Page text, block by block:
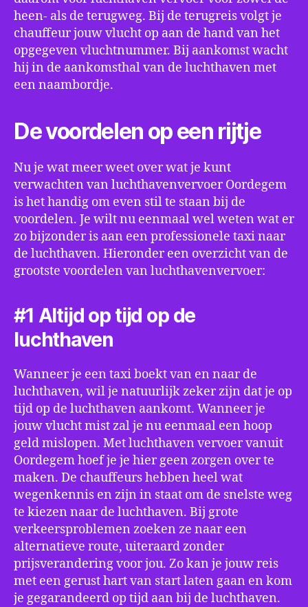
heen- als de terugweg. Bij de terugreis volgt je
chauffeur jouw vlucht op aan de hand van het
opgegeven vluchtnummer. Bij aankomst wacht
hij in de aankomsthal van de luchthaven met
een naambordje.
De voordelen op een rijtje
Nu je wat meer weet over wat je kunt
verwachten van luchthavenvervoer Oordegem
is het handig om even stil te staan bij de
voordelen. Je wilt nu eenmaal wel weten wat er
zo bijzonder is aan een professionele taxi naar
de luchthaven. Hieronder een overzicht van de
grootste voordelen van luchthavenvervoer:
#1 Altijd op tijd op de
luchthaven
Wanneer je een taxi boekt van en naar de
luchthaven, wil je natuurlijk zeker zijn dat je op
tijd op de luchthaven aankomt. Wanneer je
jouw vlucht mist zal je nu eenmaal een hoop
geld mislopen. Met luchthaven vervoer vanuit
Oordegem hoef je je hier geen zorgen over te
maken. De chauffeurs hebben heel wat
wegenkennis en zijn in staat om de snelste weg
te kiezen naar de luchthaven. Bij grote
verkeersproblemen zoeken ze naar een
alternatieve route, uiteraard zonder
prijsverandering voor jou. Zo kan je jouw reis
met een gerust hart van start laten gaan en kom
je gegarandeerd op tijd aan bij de luchthaven.